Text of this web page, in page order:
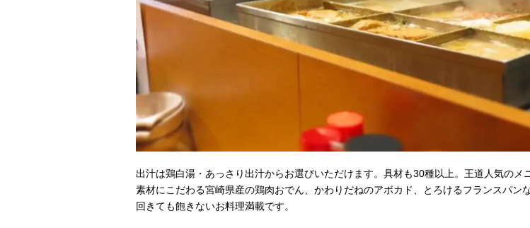
出汁は鶏白湯・あっさり出汁からお選びいただけます。具材も30種以上。王道人気のメ
素材にこだわる宮崎県産の鶏肉おでん、かわりだねのアボカド、とろけるフランスパン
回きても飽きないお料理満載です。